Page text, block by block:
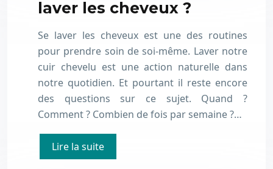
laver les cheveux ?
Se laver les cheveux est une des routines
pour prendre soin de soi-même. Laver notre
cuir chevelu est une action naturelle dans
notre quotidien. Et pourtant il reste encore
des questions sur ce sujet. Quand ?
Comment ? Combien de fois par semaine ?…
Lire la suite